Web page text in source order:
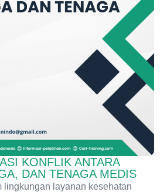
KONFLIK ANTARA
DAN TENAGA MEDIS
lingkungan layanan kesehatan